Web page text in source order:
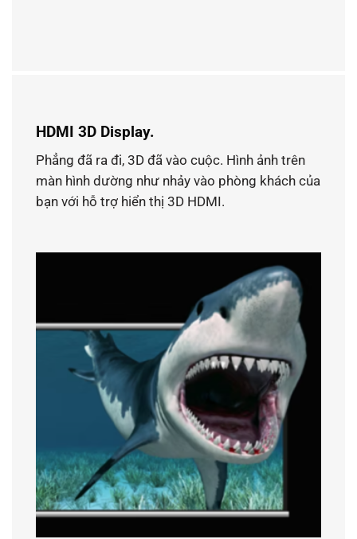
HDMI 3D Display.
Phẳng đã ra đi, 3D đã vào cuộc. Hình ảnh trên
màn hình dường như nhảy vào phòng khách của
bạn với hỗ trợ hiển thị 3D HDMI.